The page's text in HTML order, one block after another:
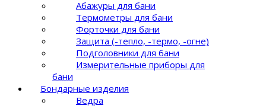
Абажуры для бани
Термометры для бани
Форточки для бани
Защита (-тепло, -термо, -огне)
Подголовники для бани
Измерительные приборы для
бани
Бондарные изделия
Ведра